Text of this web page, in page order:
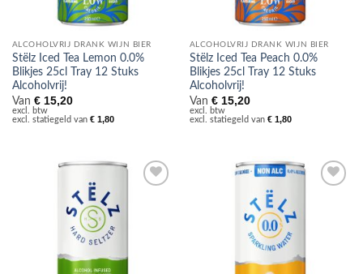
ALCOHOLVRIJ DRANK WIJN BIER
Stëlz Iced Tea Lemon 0.0%
Blikjes 25cl Tray 12 Stuks
Alcoholvrij!
Van €15,20
excl. btw
excl. statiegeld van €1,80
ALCOHOLVRIJ DRANK WIJN BIER
Stëlz Iced Tea Peach 0.0%
Blikjes 25cl Tray 12 Stuks
Alcoholvrij!
Van €15,20
excl. btw
excl. statiegeld van €1,80